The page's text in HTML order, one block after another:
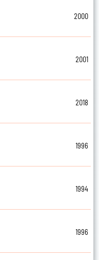
2000
2001
2018
1996
1994
1996